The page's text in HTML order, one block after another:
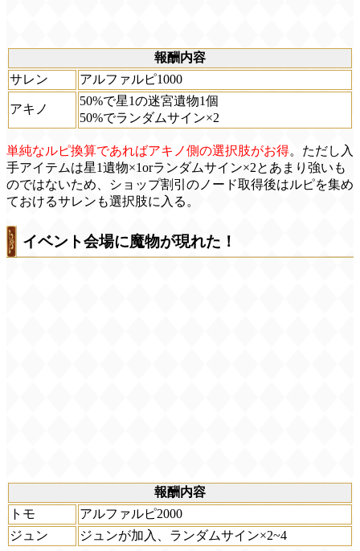
報酬内容
サレン
アルファルピ1000
アキノ
50%で星1の迷宮遺物1個
50%でランダムサイン×2
単純なルピ換算であればアキノ側の選択肢がお得。ただし入
手アイテムは星1遺物×1orランダムサイン×2とあまり強いも
のではないため、ショップ割引のノード取得後はルピを集め
ておけるサレンも選択肢に入る。
イベント会場に魔物が現れた！
報酬内容
トモ
アルファルピ2000
ジュン
ジュンが加入、ランダムサイン×2~4